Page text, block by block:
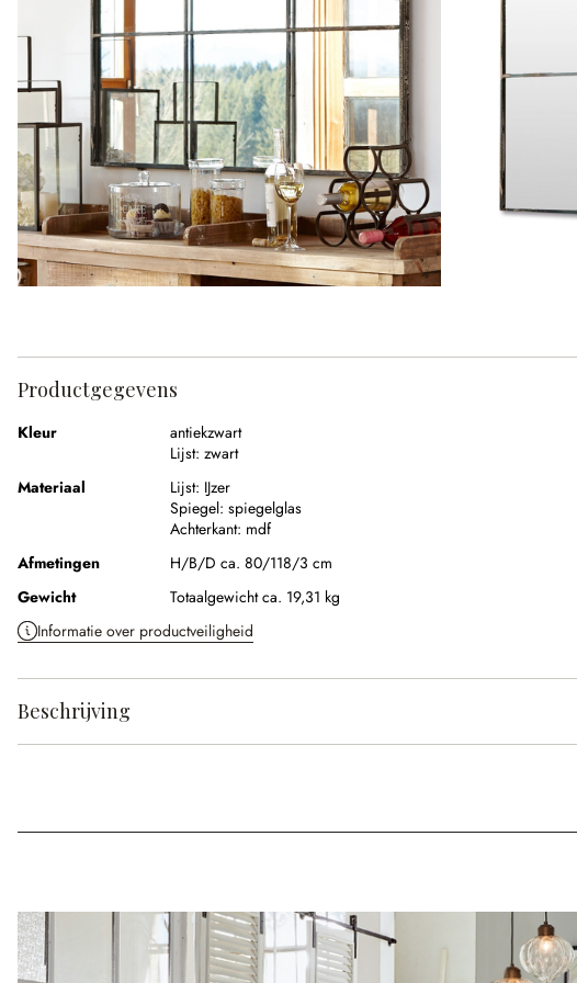
Productgegevens
Kleur
antiekzwart
Lijst: zwart
Materiaal
Lijst: IJzer
Spiegel: spiegelglas
Achterkant: mdf
Afmetingen
H/B/D ca. 80/118/3 cm
Gewicht
Totaalgewicht ca. 19,31 kg
Informatie over productveiligheid
Beschrijving